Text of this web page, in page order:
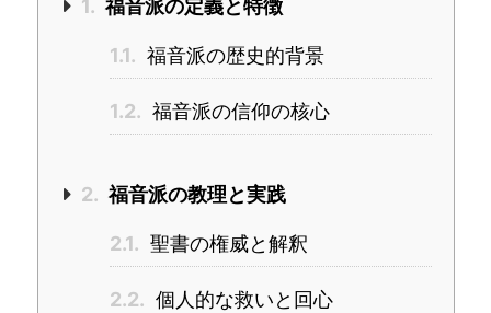
1. 福音派の定義と特徴
1.1. 福音派の歴史的背景
1.2. 福音派の信仰の核心
2. 福音派の教理と実践
2.1. 聖書の権威と解釈
2.2. 個人的な救いと回心